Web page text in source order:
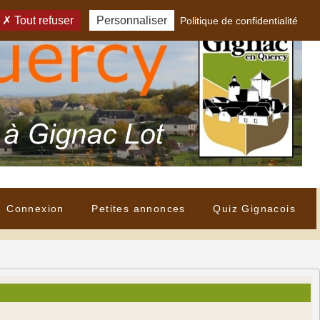
Connexion Petites annonces Quiz Gignacois
Tout refuser Personnaliser Politique de confidentialité